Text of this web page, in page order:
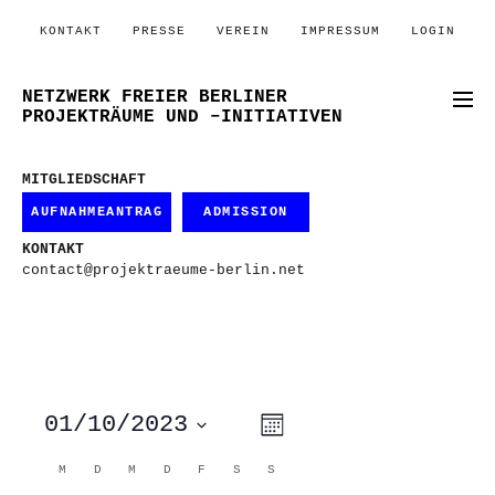
KONTAKT PRESSE VEREIN IMPRESSUM LOGIN
NETZWERK FREIER BERLINER
PROJEKTRÄUME UND –INITIATIVEN
MITGLIEDSCHAFT
AUFNAHMEANTRAG ADMISSION
KONTAKT
contact@projektraeume-berlin.net
ANSICHTEN-
NAVIGATION
VERANSTALTUNG
ANSICHTEN-
Monat
01/10/2023
wählen.
KALENDER
M MONTAG
D DIENSTAG
M MITTWOCH
D DONNERSTAG
F FREITAG
S SAMSTAG
S